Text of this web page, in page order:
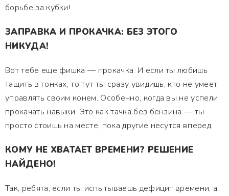
борьбе за кубки!
ЗАПРАВКА И ПРОКАЧКА: БЕЗ ЭТОГО
НИКУДА!
Вот тебе еще фишка — прокачка. И если ты любишь
тащить в гонках, то тут ты сразу увидишь, кто не умеет
управлять своим конем. Особенно, когда вы не успели
прокачать навыки. Это как тачка без бензина — ты
просто стоишь на месте, пока другие несутся вперед.
КОМУ НЕ ХВАТАЕТ ВРЕМЕНИ? РЕШЕНИЕ
НАЙДЕНО!
Так, ребята, если ты испытываешь дефицит времени, а